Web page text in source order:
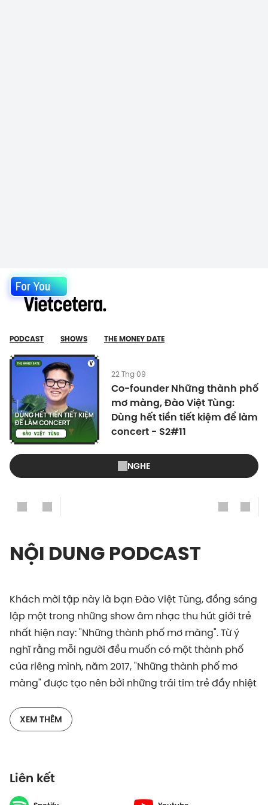
For You
PODCAST SHOWS THE MONEY DATE
22 Thg 09
Co-founder Những thành phố
mơ màng, Đào Việt Tùng:
Dùng hết tiền tiết kiệm để làm
concert - S2#11
NGHE
NỘI DUNG PODCAST
Khách mời tập này là bạn Đào Việt Tùng, đồng sáng
lập một trong những show âm nhạc thu hút giới trẻ
nhất hiện nay: "Những thành phố mơ màng". Từ ý
nghĩ rằng mỗi người đều muốn có một thành phố
của riêng mình, năm 2017, "Những thành phố mơ
màng" được tạo nên bởi những trái tim trẻ đầy nhiệt
thành nơi kết nối những con người đam mê âm
nhạc.
màng" đã tạo ra nhiều tương tác trên mạng xã hội,
gây nên các cuộc trò chuyện trên khắp Internet.
XEM THÊM
Liên kết